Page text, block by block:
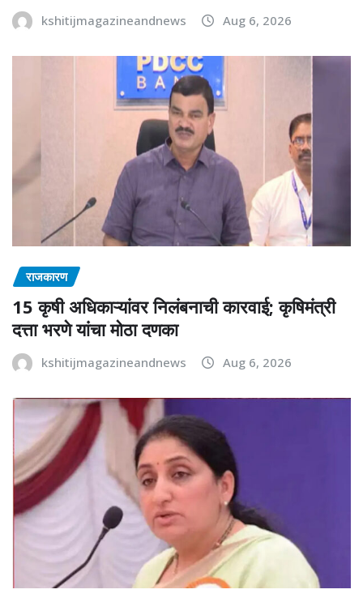
kshitijmagazineandnews Aug 6, 2026
राजकारण
15 कृषी अधिकाऱ्यांवर निलंबनाची कारवाई; कृषिमंत्री
दत्ता भरणे यांचा मोठा दणका
kshitijmagazineandnews Aug 6, 2026